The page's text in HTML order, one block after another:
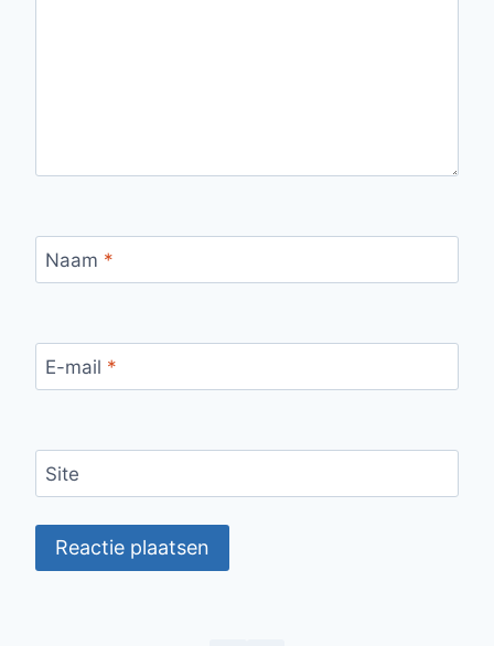
Naam *
E-mail *
Site